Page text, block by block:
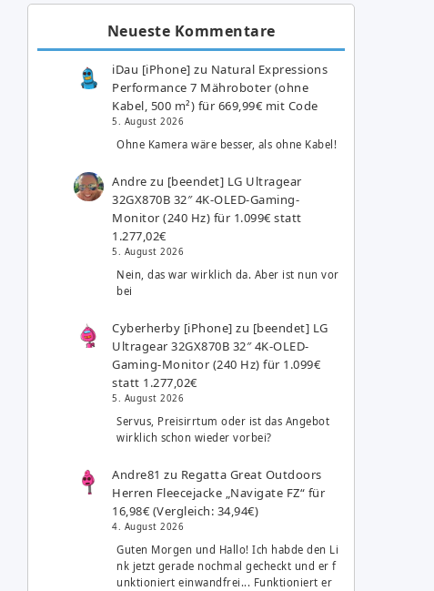
Neueste Kommentare
iDau [iPhone] zu Natural Expressions
Performance 7 Mähroboter (ohne
Kabel, 500 m²) für 669,99€ mit Code
5. August 2026
Ohne Kamera wäre besser, als ohne Kabel!
Andre zu [beendet] LG Ultragear
32GX870B 32″ 4K-OLED-Gaming-
Monitor (240 Hz) für 1.099€ statt
1.277,02€
5. August 2026
Nein, das war wirklich da. Aber ist nun vor
bei
Cyberherby [iPhone] zu [beendet] LG
Ultragear 32GX870B 32″ 4K-OLED-
Gaming-Monitor (240 Hz) für 1.099€
statt 1.277,02€
5. August 2026
Servus, Preisirrtum oder ist das Angebot
wirklich schon wieder vorbei?
Andre81 zu Regatta Great Outdoors
Herren Fleecejacke „Navigate FZ“ für
16,98€ (Vergleich: 34,94€)
4. August 2026
Guten Morgen und Hallo! Ich habde den Li
nk jetzt gerade nochmal gecheckt und er f
unktioniert einwandfrei... Funktioniert er